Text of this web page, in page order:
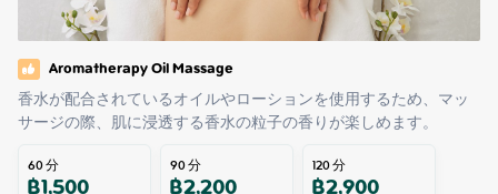
Aromatherapy Oil Massage
香水が配合されているオイルやローションを使用するため、マッ
サージの際、肌に浸透する香水の粒子の香りが楽しめます。
60分 90分 120分